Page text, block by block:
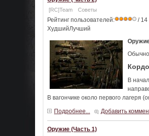
[RC]Team Советы
Рейтинг пользователей:
/ 14
ХудшийЛучший
В
В вагончике около первого лагеря (
Подробнее...
Добавить
Оружие (Часть 1)